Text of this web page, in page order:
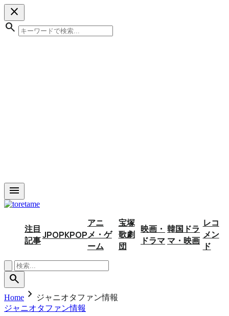
close
search
menu
注目
記事JPOPKPOP
アニ
メ・ゲ
ーム
宝塚
歌劇
団
映画・
ドラマ
韓国ドラ
マ・映画
レコ
メン
ド
search
Home chevron_right ジャニオタファン情報
ジャニオタファン情報